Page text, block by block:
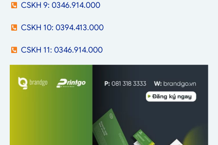
CSKH 9: 0346.914.000
CSKH 10: 0394.413.000
CSKH 11: 0346.914.000